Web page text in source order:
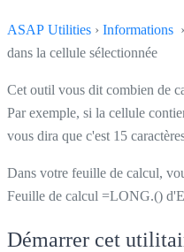
ASAP Utilities › Informations
dans la cellule sélectionnée
Cet outil vous dit combien de
Par exemple, si la cellule
vous dira que c'est 15
Dans votre feuille de calcul,
Feuille de calcul =LONG.()
Démarrer cet